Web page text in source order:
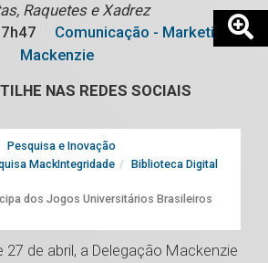
Raquetes e Xadrez
Comunicação - Marketing
Mackenzie
NAS REDES SOCIAIS
Pesquisa e Inovação
MackIntegridade
Biblioteca Digital
dos Jogos Universitários Brasileiros
27 de abril, a Delegação Mackenzie